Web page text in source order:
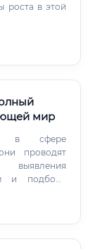
роста в этой
мир
в сфере
проводят
и подбора
для